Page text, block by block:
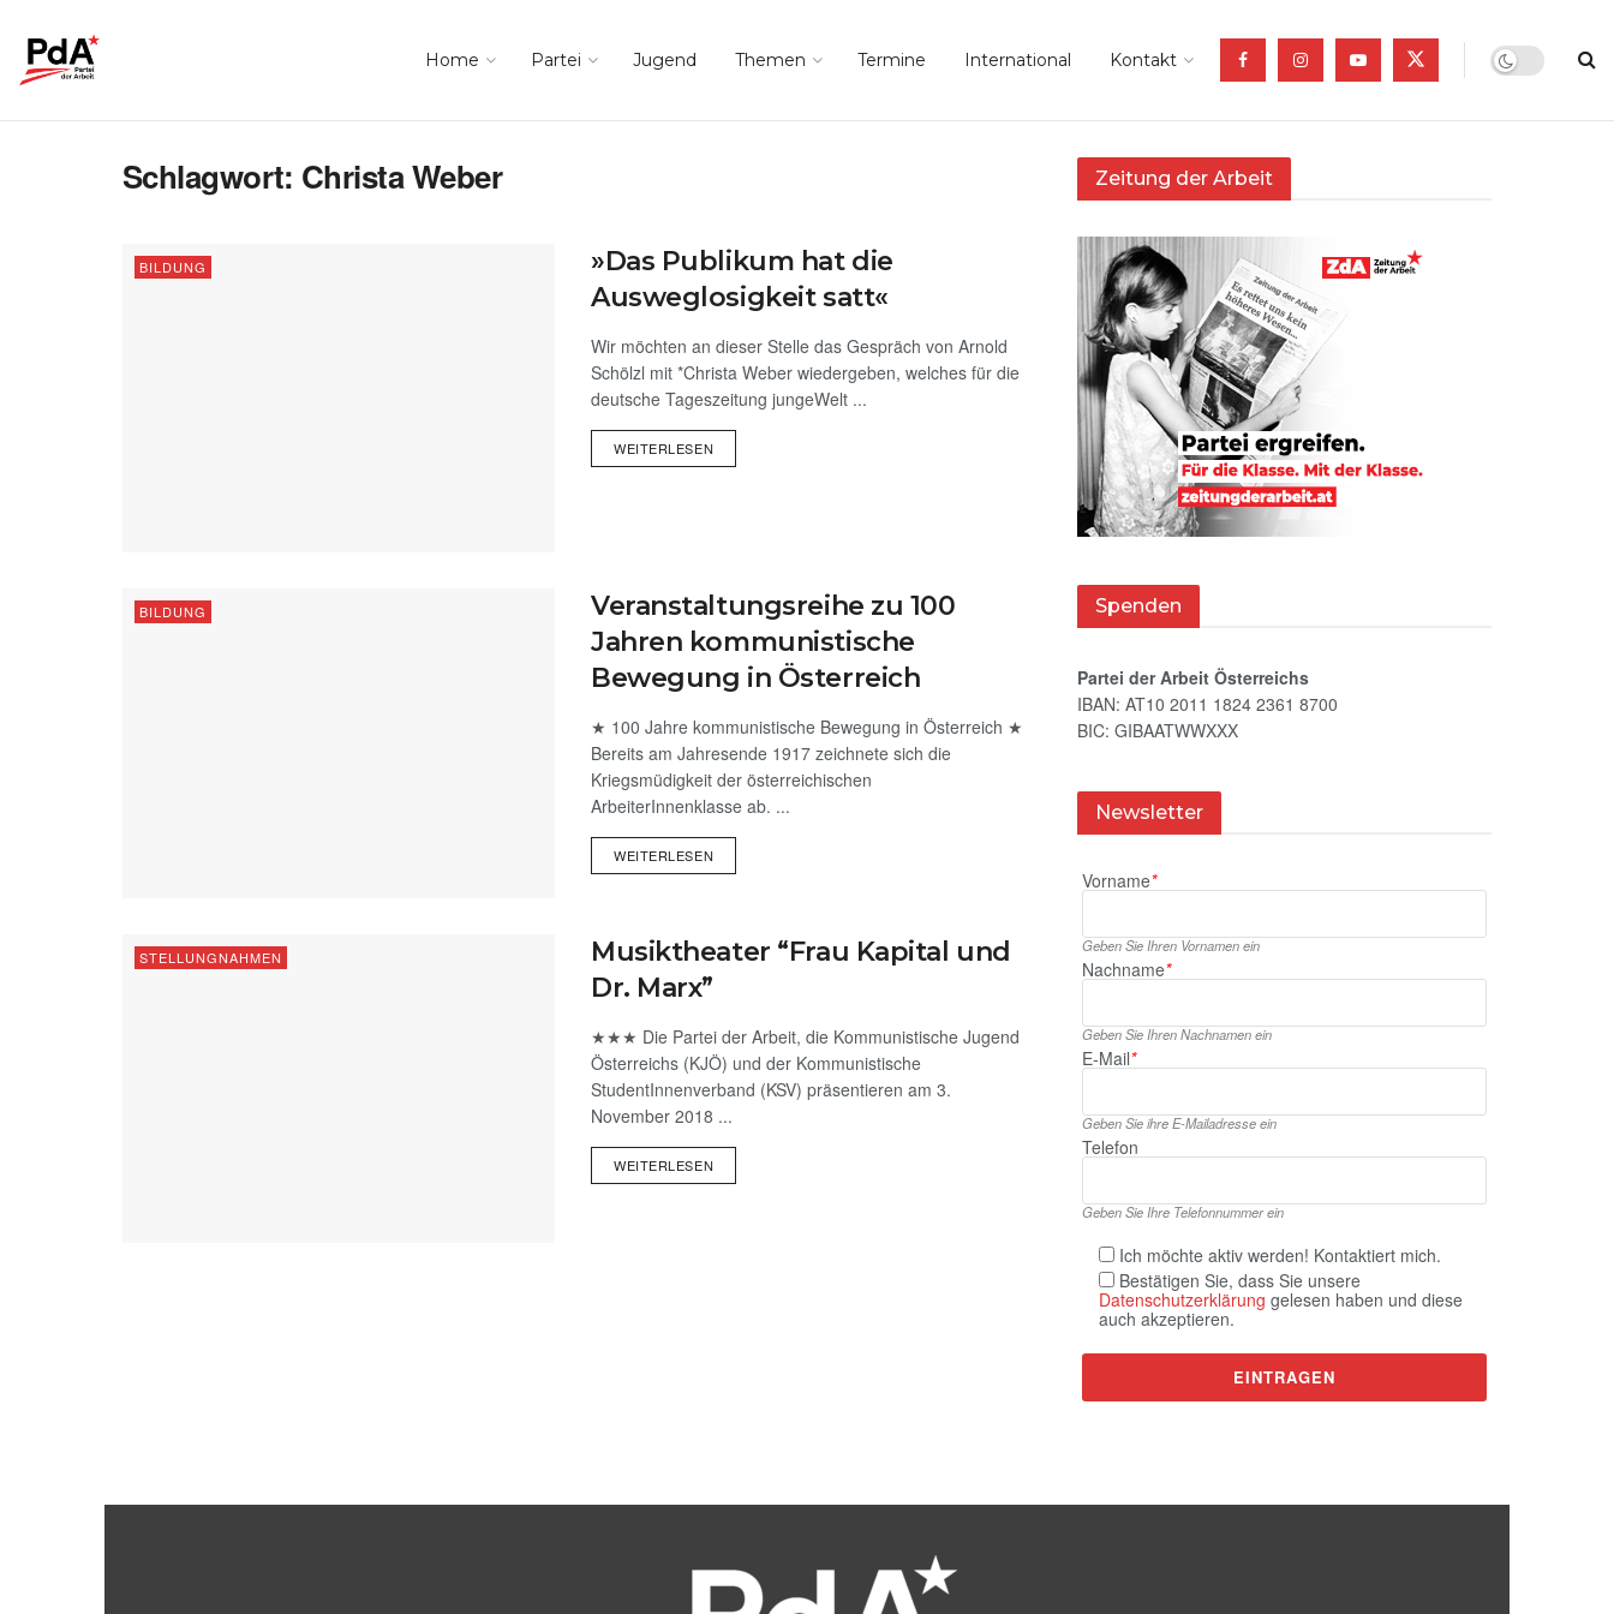
Home Partei Jugend Themen Termine International Kontakt
Schlagwort: Christa Weber
BILDUNG
»Das Publikum hat die
Ausweglosigkeit satt«
Wir möchten an dieser Stelle das Gespräch von Arnold
Schölzl mit *Christa Weber wiedergeben, welches für die
deutsche Tageszeitung jungeWelt ...
WEITERLESEN
BILDUNG
Veranstaltungsreihe zu 100
Jahren kommunistische
Bewegung in Österreich
★ 100 Jahre kommunistische Bewegung in Österreich ★
Bereits am Jahresende 1917 zeichnete sich die
Kriegsmüdigkeit der österreichischen
ArbeiterInnenklasse ab. ...
WEITERLESEN
STELLUNGNAHMEN
Musiktheater “Frau Kapital und
Dr. Marx”
★★★ Die Partei der Arbeit, die Kommunistische Jugend
Österreichs (KJÖ) und der Kommunistische
StudentInnenverband (KSV) präsentieren am 3.
November 2018 ...
WEITERLESEN
Zeitung der Arbeit
Spenden
Partei der Arbeit Österreichs
IBAN: AT10 2011 1824 2361 8700
BIC: GIBAATWWXXX
Newsletter
Vorname*
Geben Sie Ihren Vornamen ein
Nachname*
Geben Sie Ihren Nachnamen ein
E‑Mail*
Geben Sie ihre E‑Mailadresse ein
Telefon
Geben Sie Ihre Telefonnummer ein
Ich möchte aktiv werden! Kontaktiert mich.
Bestätigen Sie, dass Sie unsere
Datenschutzerklärung gelesen haben und diese
auch akzeptieren.